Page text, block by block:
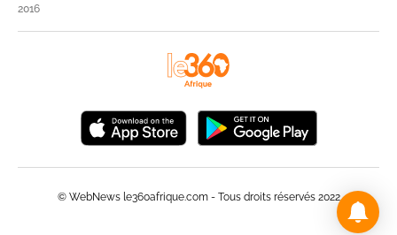
2016
© WebNews le360afrique.com - Tous droits réservés 2022